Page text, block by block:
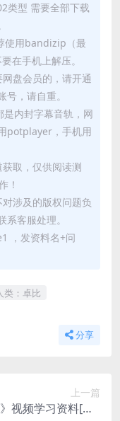
类型 需要全部下载
使用bandizip（最
在手机上解压。
盘会员的，请开通
，请自重。
内封字幕音轨，网
potplayer，手机用
取，仅供阅读测
！
涉及的版权问题负
客服处理。
，发资料名+问
类：卓比
分享
上一篇
视频学习资料[MP